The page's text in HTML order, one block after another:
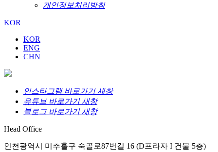
개인정보처리방침
KOR
KOR
ENG
CHN
인스타그램 바로가기 새창
유튜브 바로가기 새창
블로그 바로가기 새창
Head Office
인천광역시 미추홀구 숙골로87번길 16 (D프라자 I 건물 5층)